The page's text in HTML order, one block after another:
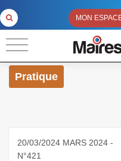
MON
Pratique
20/03/2024 MARS 2024 -
N°421